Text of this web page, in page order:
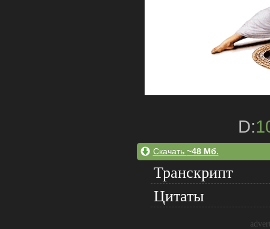
D:
Скачать ~48 Мб.
Транскрипт
Цитаты